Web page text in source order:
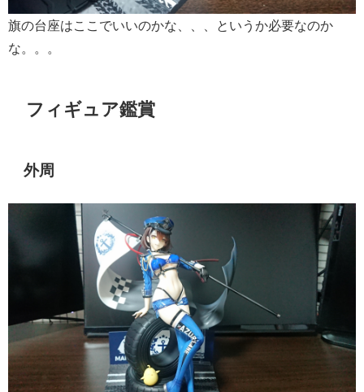
旗の台座はここでいいのかな、、、というか必要なのか
な。。。
フィギュア鑑賞
外周